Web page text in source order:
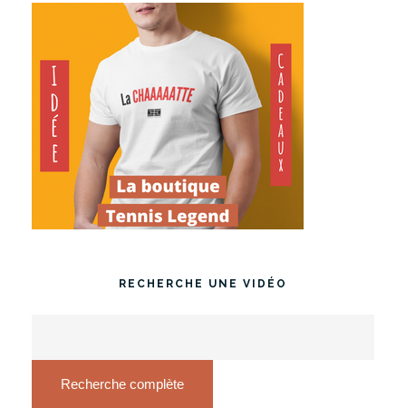
RECHERCHE UNE VIDÉO
Recherche complète